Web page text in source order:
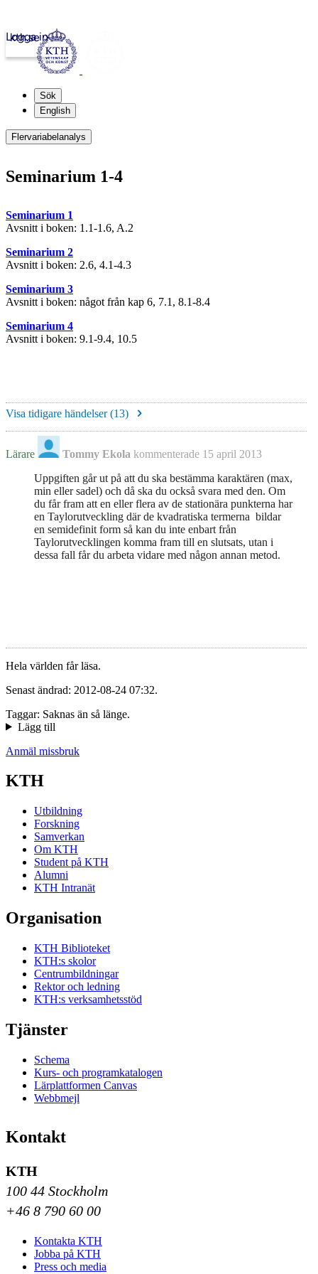
kth.se
Logga in
Sök
English
Flervariabelanalys
Seminarium 1-4
Seminarium 1
Avsnitt i boken: 1.1-1.6, A.2
Seminarium 2
Avsnitt i boken: 2.6, 4.1-4.3
Seminarium 3
Avsnitt i boken: något från kap 6, 7.1, 8.1-8.4
Seminarium 4
Avsnitt i boken: 9.1-9.4, 10.5
Visa tidigare händelser (13)
Lärare Tommy Ekola kommenterade 15 april 2013
Uppgiften går ut på att du ska bestämma karaktären (max,
min eller sadel) och då ska du också svara med den. Om
du får fram att en eller flera av de stationära punkterna har
en Taylorutveckling där de kvadratiska termerna bildar
en semidefinit form så kan du inte enbart från
Taylorutvecklingen komma fram till en slutsats, utan i
dessa fall får du arbeta vidare med någon annan metod.
Hela världen får läsa.
Senast ändrad: 2012-08-24 07:32.
Taggar: Saknas än så länge.
Lägg till
Anmäl missbruk
KTH
Utbildning
Forskning
Samverkan
Om KTH
Student på KTH
Alumni
KTH Intranät
Organisation
KTH Biblioteket
KTH:s skolor
Centrumbildningar
Rektor och ledning
KTH:s verksamhetsstöd
Tjänster
Schema
Kurs- och programkatalogen
Lärplattformen Canvas
Webbmejl
Kontakt
KTH
100 44 Stockholm
+46 8 790 60 00
Kontakta KTH
Jobba på KTH
Press och media